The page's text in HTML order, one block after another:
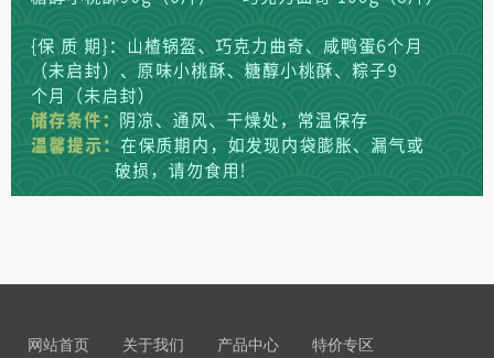
网站首页 关于我们 产品中心 特价专区